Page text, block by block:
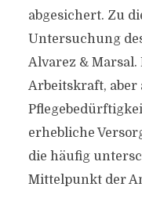
abgesichert. Zu
Untersuchung
Alvarez & Marsal.
Arbeitskraft, aber
erhebliche
die häufig
Mittelpunkt der